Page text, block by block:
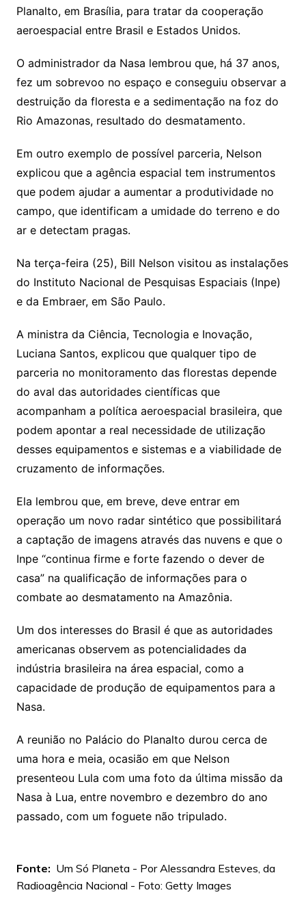
Planalto, em Brasília, para tratar da cooperação
aeroespacial entre Brasil e Estados Unidos.
O administrador da Nasa lembrou que, há 37 anos,
fez um sobrevoo no espaço e conseguiu observar a
destruição da floresta e a sedimentação na foz do
Rio Amazonas, resultado do desmatamento.
Em outro exemplo de possível parceria, Nelson
explicou que a agência espacial tem instrumentos
que podem ajudar a aumentar a produtividade no
campo, que identificam a umidade do terreno e do
ar e detectam pragas.
Na terça-feira (25), Bill Nelson visitou as instalações
do Instituto Nacional de Pesquisas Espaciais (Inpe)
e da Embraer, em São Paulo.
A ministra da Ciência, Tecnologia e Inovação,
Luciana Santos, explicou que qualquer tipo de
parceria no monitoramento das florestas depende
do aval das autoridades científicas que
acompanham a política aeroespacial brasileira, que
podem apontar a real necessidade de utilização
desses equipamentos e sistemas e a viabilidade de
cruzamento de informações.
Ela lembrou que, em breve, deve entrar em
operação um novo radar sintético que possibilitará
a captação de imagens através das nuvens e que o
Inpe “continua firme e forte fazendo o dever de
casa” na qualificação de informações para o
combate ao desmatamento na Amazônia.
Um dos interesses do Brasil é que as autoridades
americanas observem as potencialidades da
indústria brasileira na área espacial, como a
capacidade de produção de equipamentos para a
Nasa.
A reunião no Palácio do Planalto durou cerca de
uma hora e meia, ocasião em que Nelson
presenteou Lula com uma foto da última missão da
Nasa à Lua, entre novembro e dezembro do ano
passado, com um foguete não tripulado.
Fonte: Um Só Planeta - Por Alessandra Esteves, da
Radioagência Nacional - Foto: Getty Images